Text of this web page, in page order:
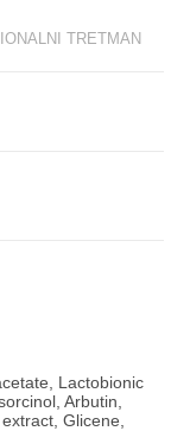
TRETMAN
Lactobionic
Arbutin,
Glicene,